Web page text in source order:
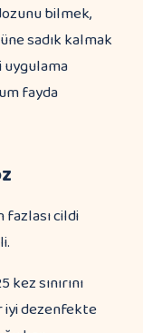
bilmek,
sadık kalmak
uygulama
fayda
fazlası cildi
sınırını
iyi dezenfekte